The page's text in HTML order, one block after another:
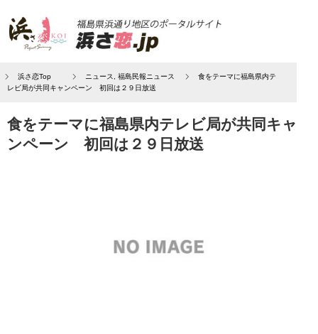
浜さ恋Top ニュース 福島民報ニュース
食をテーマに福島県内テ
レビ局が共同キャンペーン 初回は２９日放送
食をテーマに福島県内テレビ局が共同キャ
ンペーン 初回は２９日放送